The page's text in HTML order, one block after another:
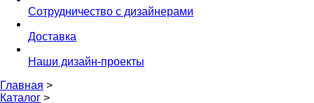
Сотрудничество с дизайнерами
Доставка
Наши дизайн-проекты
Главная >
Каталог >